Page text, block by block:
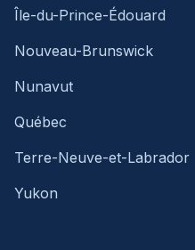
Île-du-Prince-Édouard
Nouveau-Brunswick
Nunavut
Québec
Terre-Neuve-et-Labrador
Yukon